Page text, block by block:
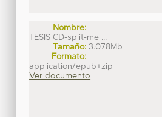
Nombre:
TESIS CD-split-me ...
Tamaño: 3.078Mb
Formato:
application/epub+zip
Ver documento